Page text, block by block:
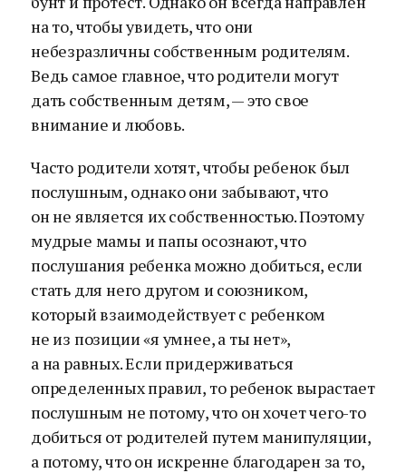
на то, чтобы увидеть, что они
небезразличны собственным родителям.
Ведь самое главное, что родители могут
дать собственным детям, — это свое
внимание и любовь.
Часто родители хотят, чтобы ребенок был
послушным, однако они забывают, что
он не является их собственностью. Поэтому
мудрые мамы и папы осознают, что
послушания ребенка можно добиться, если
стать для него другом и союзником,
который взаимодействует с ребенком
не из позиции «я умнее, а ты нет»,
а на равных. Если придерживаться
определенных правил, то ребенок вырастает
послушным не потому, что он хочет чего-то
добиться от родителей путем манипуляции,
а потому, что он искренне благодарен за то,